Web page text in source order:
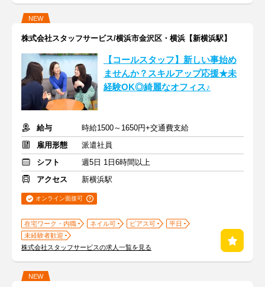
NEW
株式会社スタッフサービス/横浜市金沢区・横浜【新横浜駅】
【コールスタッフ】新しい事始め
ませんか？スキルアップ応援★未
経験OK◎綺麗なオフィス♪
給与
時給1500～1650円+交通費支給
雇用形態
派遣社員
シフト
週5日 1日6時間以上
アクセス
新横浜駅
オンライン面接可
在宅ワーク・内職 ネイル可 ピアス可
平日
未経験者歓迎
株式会社スタッフサービスの求人一覧を見る
NEW